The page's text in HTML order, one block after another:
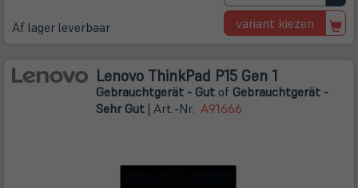
Af lager leverbaar
variant kiezen
Lenovo ThinkPad P15 Gen 1
Gebrauchtgerät - Gut of Gebrauchtgerät -
Sehr Gut | Art.-Nr. A91666